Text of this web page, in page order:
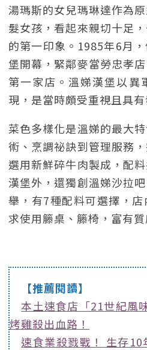
湯瑪斯的女兒瑪琳達作為
髮女孩，看起來親切十足
的第一印象。1985年6月
堡開幕，緊鄰麥當勞忠孝
第一家店。溫娣漢堡以異
現，是當時頗受重視且具
菜色多樣化是溫娣的最大
術、烹調祕訣到管理服務
選用新鮮碎牛肉製成，配
漢堡外，還獨創溫娣沙拉
舉，有7種配料可選擇，
求使用籐桌、籐椅，富有質
【推薦閱讀】
本土速食店「21世紀
烤雞殺出血路！
速食業殺戮戰！ 生存